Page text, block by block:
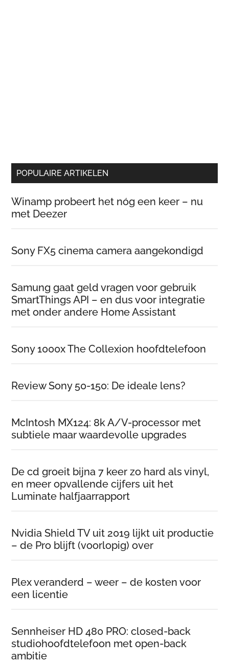
POPULAIRE ARTIKELEN
Winamp probeert het nóg een keer – nu
met Deezer
Sony FX5 cinema camera aangekondigd
Samung gaat geld vragen voor gebruik
SmartThings API – en dus voor integratie
met onder andere Home Assistant
Sony 1000x The Collexion hoofdtelefoon
Review Sony 50-150: De ideale lens?
McIntosh MX124: 8k A/V-processor met
subtiele maar waardevolle upgrades
De cd groeit bijna 7 keer zo hard als vinyl,
en meer opvallende cijfers uit het
Luminate halfjaarrapport
Nvidia Shield TV uit 2019 lijkt uit productie
– de Pro blijft (voorlopig) over
Plex veranderd – weer – de kosten voor
een licentie
Sennheiser HD 480 PRO: closed-back
studiohoofdtelefoon met open-back
ambitie